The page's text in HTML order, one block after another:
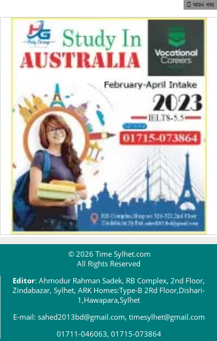
আরও খবর
© 2026 Time Sylhet.com
All Rights Reserved
Editor: Ahmodur Rahman Sadek, RB Complex, 2nd Floor,
Zindabazar, Sylhet, ARK Homes:Type-B 2Rd Floor,Dishari-
1,Hawapara,Sylhet
E-mail: sahed2013bd@gmail.com, timesylhet@gmail.com
01711-046063, 01715-073864